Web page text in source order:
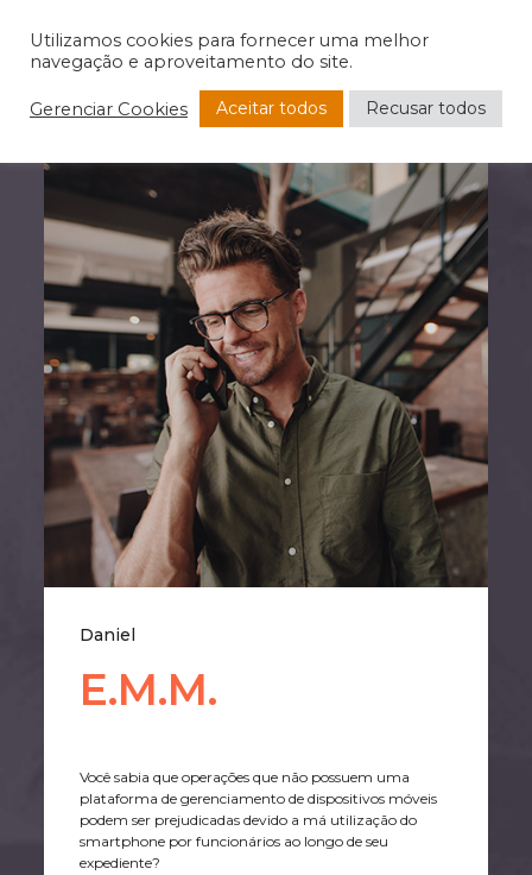
Daniel
E.M.M.
Você sabia que operações que não possuem uma
plataforma de gerenciamento de dispositivos móveis
podem ser prejudicadas devido a má utilização do
smartphone por funcionários ao longo de seu
expediente?
Utilizamos cookies para fornecer uma melhor
navegação e aproveitamento do site.
Gerenciar Cookies Aceitar todos Recusar todos